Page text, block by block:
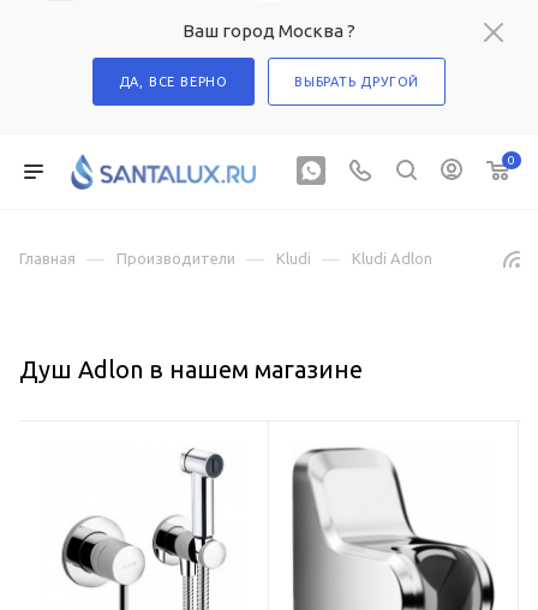
Ваш город Москва ?
ДА, ВСЕ ВЕРНО ВЫБРАТЬ ДРУГОЙ
0
Главная — Производители — Kludi — Kludi Adlon
Душ Adlon в нашем магазине